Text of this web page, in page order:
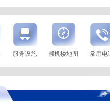
到达城市
起飞时间
柳州 起飞 20:33
服务设施 候机楼地图 常用电